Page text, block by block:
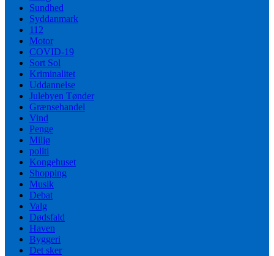
Sundhed
Syddanmark
112
Motor
COVID-19
Sort Sol
Kriminalitet
Uddannelse
Julebyen Tønder
Grænsehandel
Vind
Penge
Miljø
politi
Kongehuset
Shopping
Musik
Debat
Valg
Dødsfald
Haven
Byggeri
Det sker